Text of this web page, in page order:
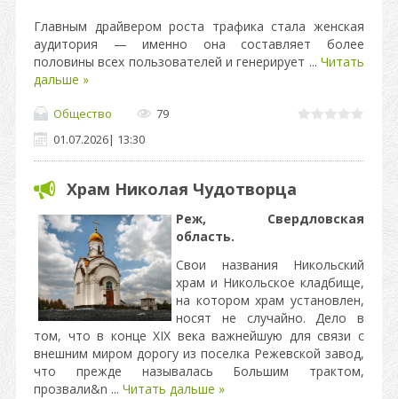
Главным драйвером роста трафика стала женская
аудитория — именно она составляет более
половины всех пользователей и генерирует ...Читать
дальше »
Общество
79
01.07.2026| 13:30
Храм Николая Чудотворца
Реж, Свердловская
область.
Свои названия Никольский
храм и Никольское кладбище,
на котором храм установлен,
носят не случайно. Дело в
том, что в конце XIX века важнейшую для связи с
внешним миром дорогу из поселка Режевской завод,
что прежде называлась Большим трактом,
прозвали&n ... Читать дальше »